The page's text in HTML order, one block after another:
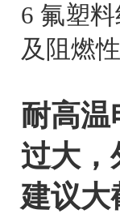
6 氟塑
及阻燃
耐高温
过大，
建议大